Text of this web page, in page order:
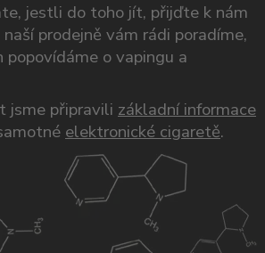
jestli do toho jít, přijďte k nám
prodejně vám rádi poradíme,
popovídáme o vapingu a
jsme připravili základní informace
elektronické cigaretě.